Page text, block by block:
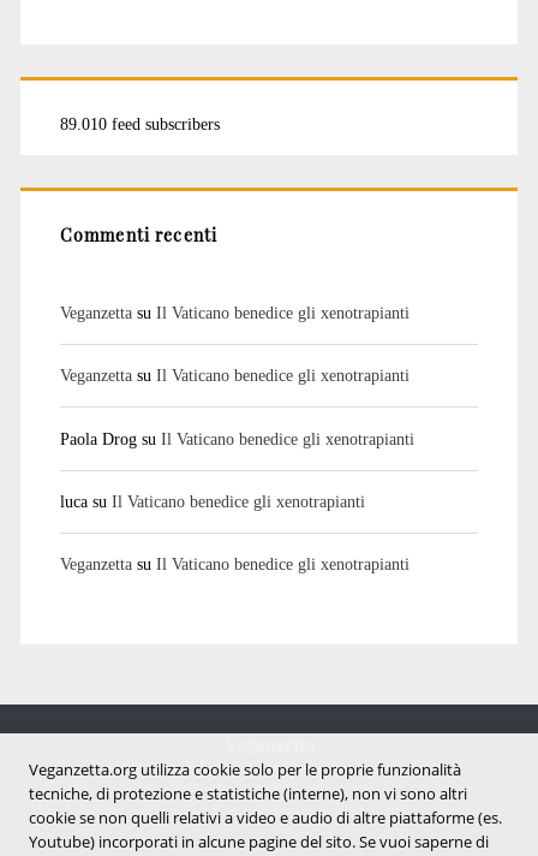
89.010 feed subscribers
Commenti recenti
Veganzettasu Il Vaticano benedice gli xenotrapianti
Veganzettasu Il Vaticano benedice gli xenotrapianti
Paola Drogsu Il Vaticano benedice gli xenotrapianti
lucasu Il Vaticano benedice gli xenotrapianti
Veganzettasu Il Vaticano benedice gli xenotrapianti
Notizie dal mondo vegan e antispecista
Veganzetta.org utilizza cookie solo per le proprie funzionalità
tecniche, di protezione e statistiche (interne), non vi sono altri
cookie se non quelli relativi a video e audio di altre piattaforme (es.
Youtube) incorporati in alcune pagine del sito. Se vuoi saperne di